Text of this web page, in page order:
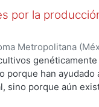
metodológicas de la
a las causas
que componen el
de la
en curso
los determinan y
por la
Metropolitana
,2014-04-09)
porque han
sino porque aún